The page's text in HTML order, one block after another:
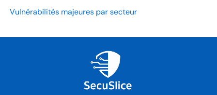
Vulnérabilités majeures par secteur